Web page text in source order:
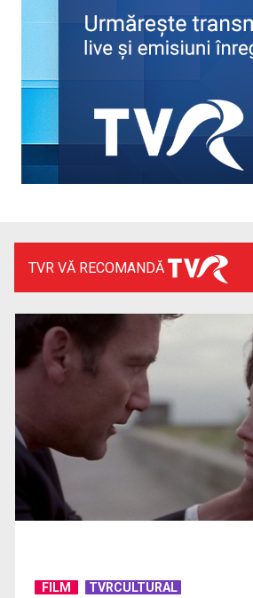
Piesa Angelei Similea „După noapte
acum în inimile ...
Cum ne-a îmbolnăvit telefonul și cum
TVR VĂ RECOMANDĂ
FILM TVRCULTURAL